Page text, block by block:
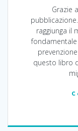
Grazie
raggiunga il
questo libro